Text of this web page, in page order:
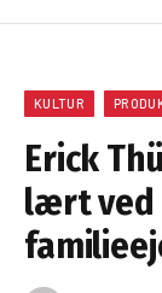
KULTUR
Erick
lært ved